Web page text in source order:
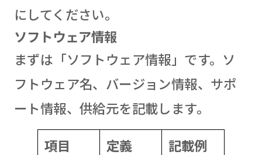
にしてください。
ソフトウェア情報
まずは「ソフトウェア情報」です。ソ
フトウェア名、バージョン情報、サポ
ート情報、供給元を記載します。
項目
定義 記載例